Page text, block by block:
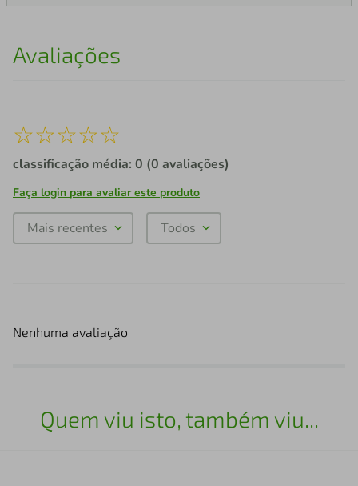
Avaliações
☆☆☆☆☆
classificação média: 0 (0 avaliações)
Faça login para avaliar este produto
Mais recentes Todos
Nenhuma avaliação
Quem viu isto, também viu...